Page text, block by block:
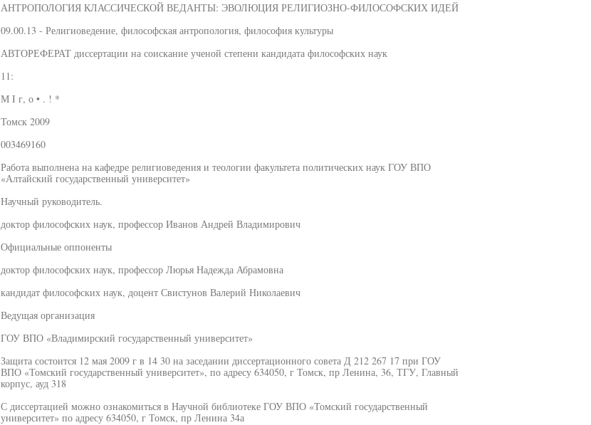
АНТРОПОЛОГИЯ КЛАССИЧЕСКОЙ ВЕДАНТЫ: ЭВОЛЮЦИЯ РЕЛИГИОЗНО-ФИЛОСОФСКИХ ИДЕЙ
09.00.13 - Религиоведение, философская антропология, философия культуры
АВТОРЕФЕРАТ диссертации на соискание ученой степени кандидата философских наук
11:
М I г, о • . ! *
Томск 2009
003469160
Работа выполнена на кафедре религиоведения и теологии факультета политических наук ГОУ ВПО
«Алтайский государственный университет»
Научный руководитель.
доктор философских наук, профессор Иванов Андрей Владимирович
Официальные оппоненты
доктор философских наук, профессор Люрья Надежда Абрамовна
кандидат философских наук, доцент Свистунов Валерий Николаевич
Ведущая организация
ГОУ ВПО «Владимирский государственный университет»
Защита состоится 12 мая 2009 г в 14 30 на заседании диссертационного совета Д 212 267 17 при ГОУ
ВПО «Томский государственный университет», по адресу 634050, г Томск, пр Ленина, 36, ТГУ, Главный
корпус, ауд 318
С диссертацией можно ознакомиться в Научной библиотеке ГОУ ВПО «Томский государственный
университет» по адресу 634050, г Томск, пр Ленина 34а